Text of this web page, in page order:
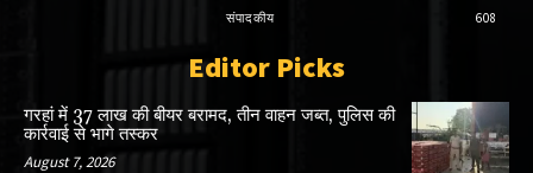
संपादकीय
608
Editor Picks
गरहां में 37 लाख की बीयर बरामद, तीन वाहन जब्त, पुलिस की
कार्रवाई से भागे तस्कर
August 7, 2026